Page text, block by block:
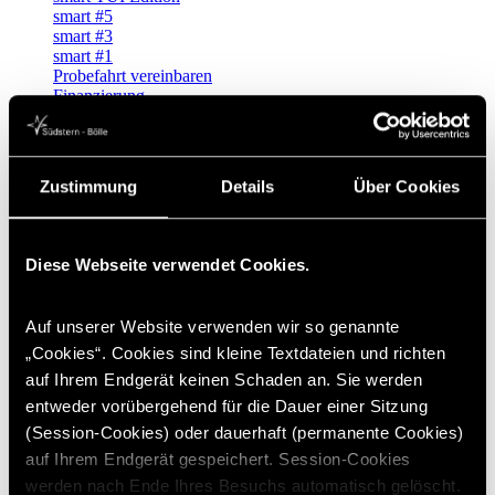
Zustimmung Details Über Cookies
Diese Webseite verwendet Cookies.
Auf unserer Website verwenden wir so genannte
„Cookies“. Cookies sind kleine Textdateien und richten
auf Ihrem Endgerät keinen Schaden an. Sie werden
entweder vorübergehend für die Dauer einer Sitzung
(Session-Cookies) oder dauerhaft (permanente Cookies)
auf Ihrem Endgerät gespeichert. Session-Cookies
werden nach Ende Ihres Besuchs automatisch gelöscht.
smart #5
smart #3
smart #1
Probefahrt vereinbaren
Finanzierung
MB Konfigurator
Transporter/Vans
Der neue VLE
V-Klasse Sondermodell
Mobilität für Hotel & Gastro
Transporter
Van Werkstattportal
Der neue Sprinter & der neue Vito
MB Konfigurator
Ansprechpartner Transporter
LKW
eActros 600
Mercedes Trucks